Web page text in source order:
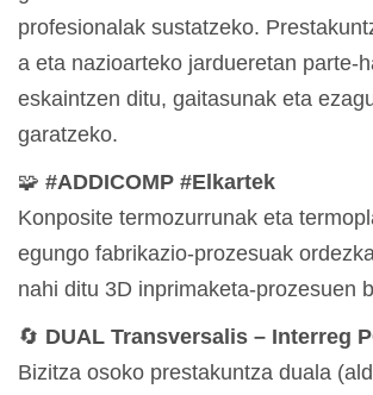
profesionalak sustatzeko.
a eta nazioarteko jardueretan parte-
eskaintzen ditu, gaitasunak eta
garatzeko.
🧩 #ADDICOMP #Elkartek
Konposite termozurrunak eta
egungo fabrikazio-prozesuak
nahi ditu 3D inprimaketa-prozesuen
🔄 DUAL Transversalis – Interreg
Bizitza osoko prestakuntza duala